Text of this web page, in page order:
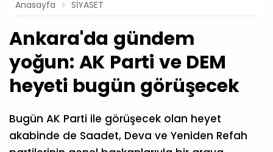
Anasayfa SİYASET
Ankara'da gündem
yoğun: AK Parti ve DEM
heyeti bugün görüşecek
Bugün AK Parti ile görüşecek olan heyet
akabinde de Saadet, Deva ve Yeniden Refah